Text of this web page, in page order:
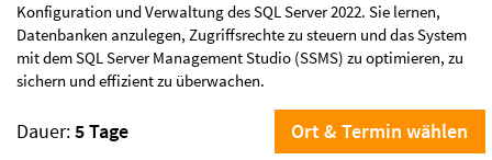
Konfiguration und Verwaltung des SQL Server 2022. Sie lernen,
Datenbanken anzulegen, Zugriffsrechte zu steuern und das System
mit dem SQL Server Management Studio (SSMS) zu optimieren, zu
sichern und effizient zu überwachen.
Dauer:5 Tage Ort & Termin wählen